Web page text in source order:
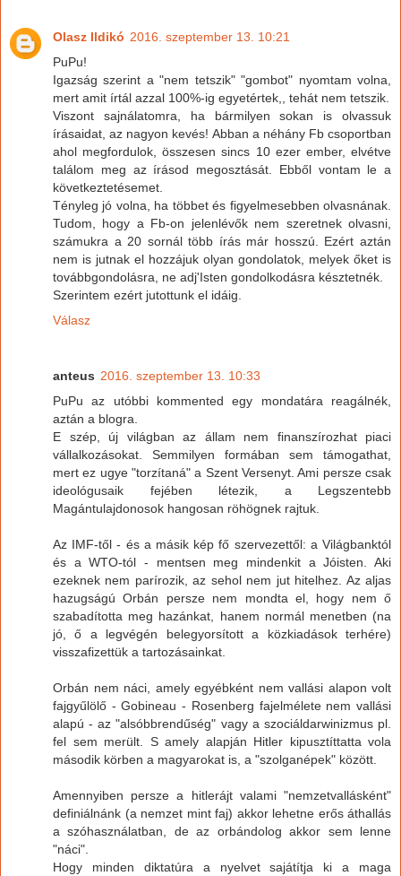
Olasz Ildikó 2016. szeptember 13. 10:21
PuPu!
Igazság szerint a "nem tetszik" "gombot" nyomtam volna,
mert amit írtál azzal 100%-ig egyetértek,, tehát nem tetszik.
Viszont sajnálatomra, ha bármilyen sokan is olvassuk
írásaidat, az nagyon kevés! Abban a néhány Fb csoportban
ahol megfordulok, összesen sincs 10 ezer ember, elvétve
találom meg az írásod megosztását. Ebből vontam le a
következtetésemet.
Tényleg jó volna, ha többet és figyelmesebben olvasnának.
Tudom, hogy a Fb-on jelenlévők nem szeretnek olvasni,
számukra a 20 sornál több írás már hosszú. Ezért aztán
nem is jutnak el hozzájuk olyan gondolatok, melyek őket is
továbbgondolásra, ne adj'Isten gondolkodásra késztetnék.
Szerintem ezért jutottunk el idáig.
Válasz
anteus 2016. szeptember 13. 10:33
PuPu az utóbbi kommented egy mondatára reagálnék,
aztán a blogra.
E szép, új világban az állam nem finanszírozhat piaci
vállalkozásokat. Semmilyen formában sem támogathat,
mert ez ugye "torzítaná" a Szent Versenyt. Ami persze csak
ideológusaik fejében létezik, a Legszentebb
Magántulajdonosok hangosan röhögnek rajtuk.
Az IMF-től - és a másik kép fő szervezettől: a Világbanktól
és a WTO-tól - mentsen meg mindenkit a Jóisten. Aki
ezeknek nem parírozik, az sehol nem jut hitelhez. Az aljas
hazugságú Orbán persze nem mondta el, hogy nem ő
szabadította meg hazánkat, hanem normál menetben (na
jó, ő a legvégén belegyorsított a közkiadások terhére)
visszafizettük a tartozásainkat.
Orbán nem náci, amely egyébként nem vallási alapon volt
fajgyűlölő - Gobineau - Rosenberg fajelmélete nem vallási
alapú - az "alsóbbrendűség" vagy a szociáldarwinizmus pl.
fel sem merült. S amely alapján Hitler kipusztíttatta vola
második körben a magyarokat is, a "szolganépek" között.
Amennyiben persze a hitlerájt valami "nemzetvallásként"
definiálnánk (a nemzet mint faj) akkor lehetne erős áthallás
a szóhasználatban, de az orbándolog akkor sem lenne
"náci".
Hogy minden diktatúra a nyelvet sajátítja ki a maga